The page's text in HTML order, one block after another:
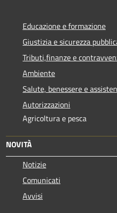
Educazione e formazione
Giustizia e sicurezza
Tributi,finanze e
Ambiente
Salute, benessere e
Autorizzazioni
Agricoltura e pesca
NOVITÀ
Notizie
Comunicati
Avvisi